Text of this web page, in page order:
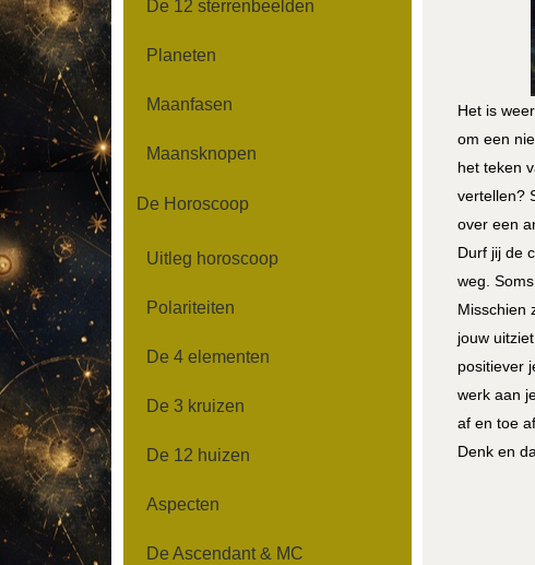
De 12 sterrenbeelden
Planeten
Maanfasen
Maansknopen
De Horoscoop
Uitleg horoscoop
Polariteiten
De 4 elementen
De 3 kruizen
De 12 huizen
Aspecten
De Ascendant & MC
Het is
om een
het teken
vertellen?
over een
Durf jij de
weg.
Misschien
jouw
positiever
werk aan
af en toe
Denk en